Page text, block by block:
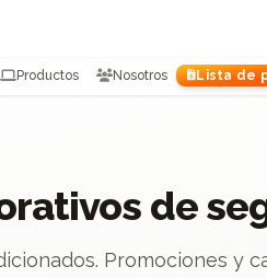
Productos Nosotros Lista de
de
Promociones y